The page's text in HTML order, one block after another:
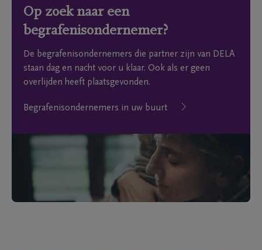
Op zoek naar een
begrafenisondernemer?
De begrafenisondernemers die partner zijn van DELA
staan dag en nacht voor u klaar. Ook als er geen
overlijden heeft plaatsgevonden.
Begrafenisondernemers in uw buurt